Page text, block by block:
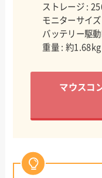
ストレージ :
モニターサイ
バッテリー駆
重量 : 約1.68kg
マウスコ